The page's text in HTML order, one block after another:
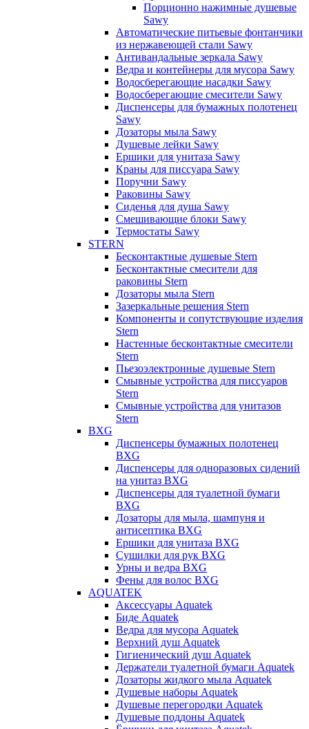
Порционно нажимные душевые
Sawy
Автоматические питьевые фонтанчики
из нержавеющей стали Sawy
Антивандальные зеркала Sawy
Ведра и контейнеры для мусора Sawy
Водосберегающие насадки Sawy
Водосберегающие смесители Sawy
Диспенсеры для бумажных полотенец
Sawy
Дозаторы мыла Sawy
Душевые лейки Sawy
Ершики для унитаза Sawy
Краны для писсуара Sawy
Поручни Sawy
Раковины Sawy
Сиденья для душа Sawy
Смешивающие блоки Sawy
Термостаты Sawy
STERN
Бесконтактные душевые Stern
Бесконтактные смесители для
раковины Stern
Дозаторы мыла Stern
Зазеркальные решения Stern
Компоненты и сопутствующие изделия
Stern
Настенные бесконтактные смесители
Stern
Пьезоэлектронные душевые Stern
Смывные устройства для писсуаров
Stern
Смывные устройства для унитазов
Stern
BXG
Диспенсеры бумажных полотенец
BXG
Диспенсеры для одноразовых сидений
на унитаз BXG
Диспенсеры для туалетной бумаги
BXG
Дозаторы для мыла, шампуня и
антисептика BXG
Ершики для унитаза BXG
Сушилки для рук BXG
Урны и ведра BXG
Фены для волос BXG
AQUATEK
Аксессуары Aquatek
Биде Aquatek
Ведра для мусора Aquatek
Верхний душ Aquatek
Гигиенический душ Aquatek
Держатели туалетной бумаги Aquatek
Дозаторы жидкого мыла Aquatek
Душевые наборы Aquatek
Душевые перегородки Aquatek
Душевые поддоны Aquatek